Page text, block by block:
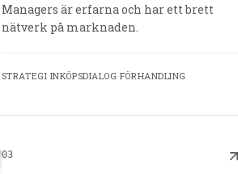
Managers är erfarna och har ett brett
nätverk på marknaden.
STRATEGI·INKÖPSDIALOG·FÖRHANDLING
03